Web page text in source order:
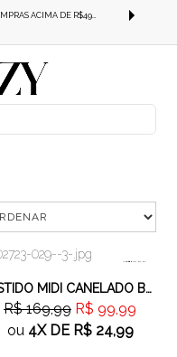
FRETE GRÁTIS SUL E SUDESTE EM COMPRAS ACIMA DE R$499,99!
41%OFF
VESTIDO MIDI CANELADO BORDÔ
R$ 169,99 R$ 99,99
ou 4XDE R$ 24,99